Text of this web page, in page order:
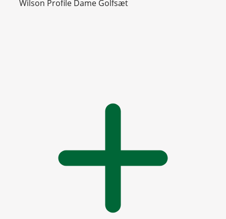
Wilson Profile Dame Golfsæt